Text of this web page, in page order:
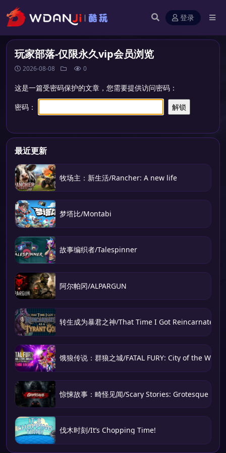
登录
玩家部落-仅限永久vip会员浏览
2026-08-08 0
这是一篇受密码保护的文章，您需要提供访问密码：
密码：
最近更新
牧场主：新生活/Rancher: A new life
梦塔比/Montabi
故事编织者/Talespinner
阿尔帕冈/ALPARGUN
转生成为暴君之神/That Time I Got Reincarnated
饿狼传说：群狼之城/FATAL FURY: City of the
惊悚故事：畸怪见闻/Scary Stories: Grotesque
伐木时刻/It’s Chopping Time!